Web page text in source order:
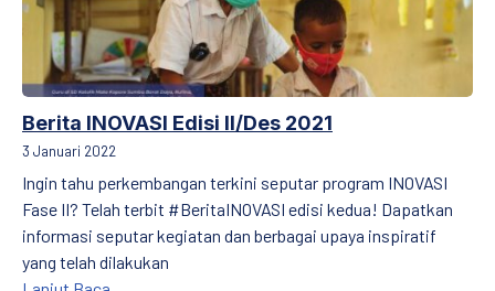
Berita INOVASI Edisi II/Des 2021
3 Januari 2022
Ingin tahu perkembangan terkini seputar program INOVASI
Fase II? Telah terbit #BeritaINOVASI edisi kedua! Dapatkan
informasi seputar kegiatan dan berbagai upaya inspiratif
yang telah dilakukan